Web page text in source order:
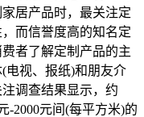
居产品时，最关注定
而信誉度高的知名定
者了解定制产品的主
电视、报纸)和朋友介
调查结果显示，约
-2000元间(每平方米)的